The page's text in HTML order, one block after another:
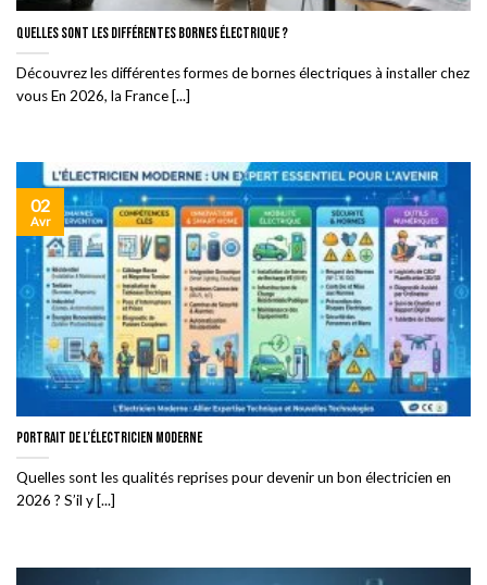
Quelles sont les différentes bornes électrique ?
Découvrez les différentes formes de bornes électriques à installer chez
vous En 2026, la France [...]
Portrait de l’électricien moderne
Quelles sont les qualités reprises pour devenir un bon électricien en
2026 ? S’il y [...]
02
Avr